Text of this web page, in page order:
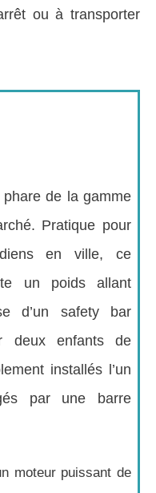
ou à transporter
de la gamme
Pratique pour
en ville, ce
un poids allant
d’un safety bar
deux enfants de
installés l’un
par une barre
moteur puissant de